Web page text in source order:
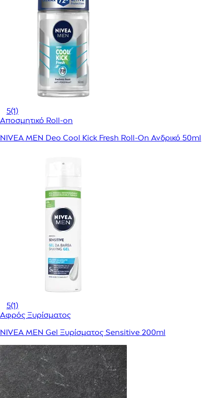
5(1)
Αποσμητικό Roll-on
NIVEA MEN Deo Cool Kick Fresh Roll-On Ανδρικό 50ml
5(1)
Αφρός Ξυρίσματος
NIVEA MEN Gel Ξυρίσματος Sensitive 200ml